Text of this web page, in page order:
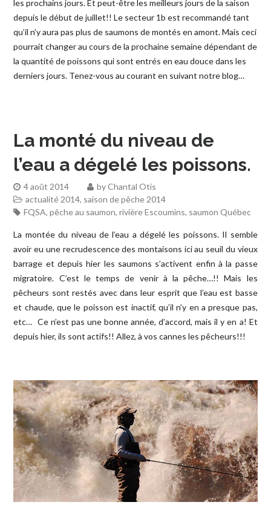
les prochains jours. Et peut-être les meilleurs jours de la saison
depuis le début de juillet!! Le secteur 1b est recommandé tant
qu’il n’y aura pas plus de saumons de montés en amont. Mais ceci
pourrait changer au cours de la prochaine semaine dépendant de
la quantité de poissons qui sont entrés en eau douce dans les
derniers jours. Tenez-vous au courant en suivant notre blog…
La monté du niveau de
l’eau a dégelé les poissons.
4 août 2014 byChantal Otis
actualité 2014, saison de pêche 2014
FQSA,pêche au saumon,rivière Escoumins, saumon Québec
La montée du niveau de l’eau a dégelé les poissons. Il semble
avoir eu une recrudescence des montaisons ici au seuil du vieux
barrage et depuis hier les saumons s’activent enfin à la passe
migratoire. C’est le temps de venir à la pêche…!! Mais les
pêcheurs sont restés avec dans leur esprit que l’eau est basse
et chaude, que le poisson est inactif, qu’il n’y en a presque pas,
etc… Ce n’est pas une bonne année, d’accord, mais il y en a! Et
depuis hier, ils sont actifs!! Allez, à vos cannes les pêcheurs!!!